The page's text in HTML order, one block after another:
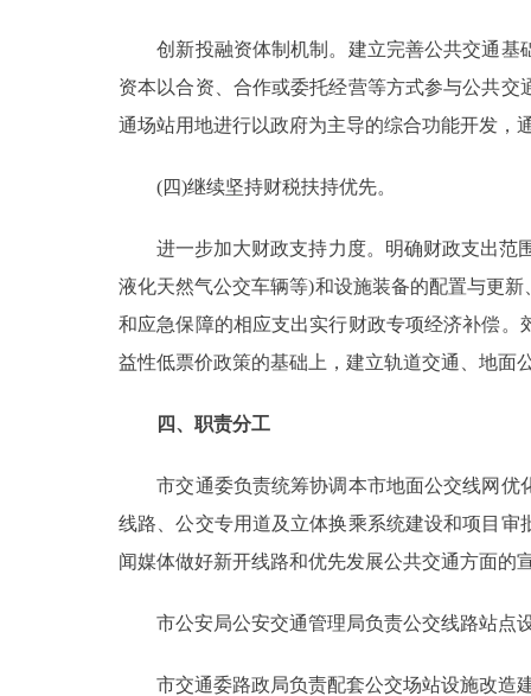
创新投融资体制机制。建立完善公共交通基
资本以合资、合作或委托经营等方式参与公共
通场站用地进行以政府为主导的综合功能开发，
(四)继续坚持财税扶持优先。
进一步加大财政支持力度。明确财政支出范围
液化天然气公交车辆等)和设施装备的配置与更
和应急保障的相应支出实行财政专项经济补偿
益性低票价政策的基础上，建立轨道交通、地面
四、职责分工
市交通委负责统筹协调本市地面公交线网优
线路、公交专用道及立体换乘系统建设和项目
闻媒体做好新开线路和优先发展公共交通方面的
市公安局公安交通管理局负责公交线路站点设
市交通委路政局负责配套公交场站设施改造建